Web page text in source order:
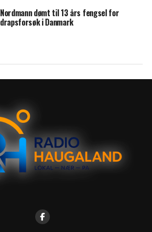
Nordmann dømt til 13 års fengsel for
drapsforsøk i Danmark